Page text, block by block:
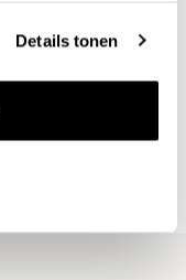
Details tonen
Vineuse
in huis
€115,00